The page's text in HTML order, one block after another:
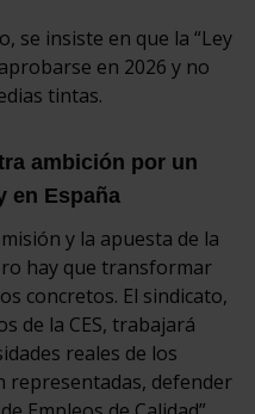
se insiste en que la “Ley
en 2026 y no
tintas.
ambición por un
en España
y la apuesta de la
hay que transformar
concretos. El sindicato,
de la CES, trabajará
reales de los
representadas, defender